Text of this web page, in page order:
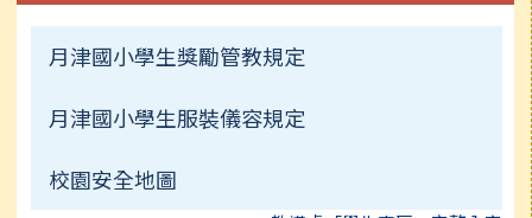
月津國小學生獎勵管教規定
月津國小學生服裝儀容規定
校園安全地圖